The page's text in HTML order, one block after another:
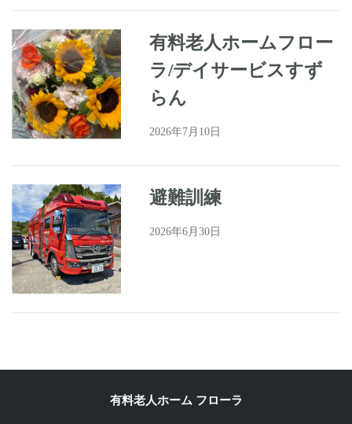
有料老人ホームフロー
ラ/デイサービスすず
らん
2026年7月10日
避難訓練
2026年6月30日
有料老人ホーム フローラ